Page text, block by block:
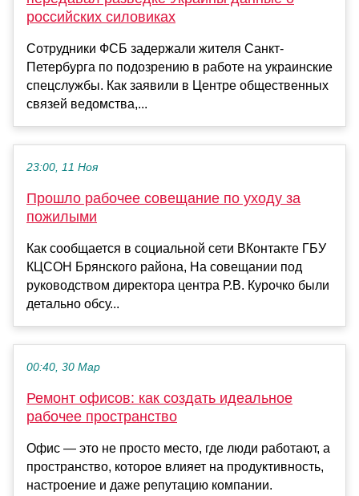
российских силовиках
Сотрудники ФСБ задержали жителя Санкт-
Петербурга по подозрению в работе на украинские
спецслужбы. Как заявили в Центре общественных
связей ведомства,...
23:00, 11 Ноя
Прошло рабочее совещание по уходу за
пожилыми
Как сообщается в социальной сети ВКонтакте ГБУ
КЦСОН Брянского района, На совещании под
руководством директора центра Р.В. Курочко были
детально обсу...
00:40, 30 Мар
Ремонт офисов: как создать идеальное
рабочее пространство
Офис — это не просто место, где люди работают, а
пространство, которое влияет на продуктивность,
настроение и даже репутацию компании.